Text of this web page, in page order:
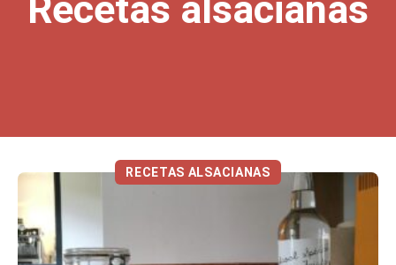
RECETAS ALSACIANAS